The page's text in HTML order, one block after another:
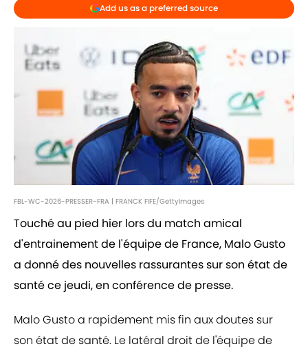
Add us as a preferred source
FBL-WC-2026-PRESSER-FRA | FRANCK FIFE/GettyImages
Touché au pied hier lors du match amical
d'entrainement de l'équipe de France, Malo Gusto
a donné des nouvelles rassurantes sur son état de
santé ce jeudi, en conférence de presse.
Malo Gusto a rapidement mis fin aux doutes sur
son état de santé. Le latéral droit de l'équipe de